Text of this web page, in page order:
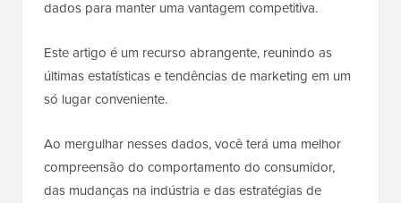
dados para manter uma vantagem competitiva.
Este artigo é um recurso abrangente, reunindo as
últimas estatísticas e tendências de marketing em um
só lugar conveniente.
Ao mergulhar nesses dados, você terá uma melhor
compreensão do comportamento do consumidor,
das mudanças na indústria e das estratégias de